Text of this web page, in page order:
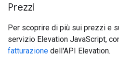
Prezzi
Per scoprire di più sui prezzi e
servizio Elevation JavaScript,
fatturazione dell'API Elevation.